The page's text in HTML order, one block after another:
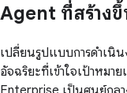
Agent ที่สร้าง
เปลี่ยนรูปแบบการดำเนิน
อัจฉริยะที่เข้าใจเป้าหม